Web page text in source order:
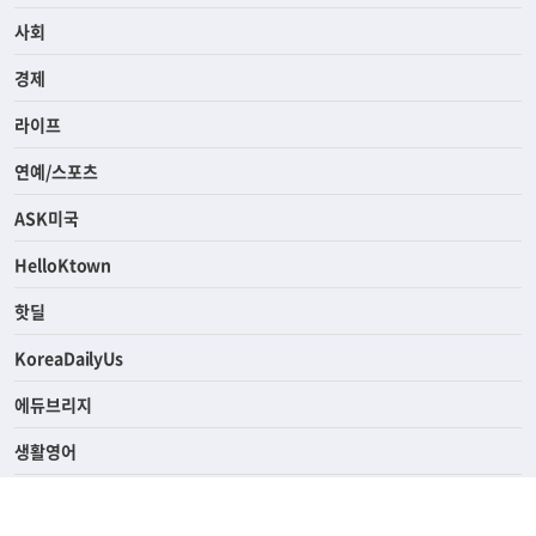
사회
경제
라이프
연예/스포츠
ASK미국
HelloKtown
핫딜
KoreaDailyUs
에듀브리지
생활영어